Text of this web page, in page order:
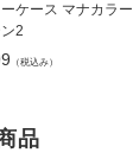
ーケース マナカラー
2
（税込み）
品